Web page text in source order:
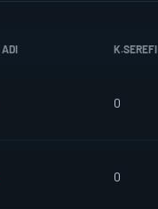
K.SEREFI
0
0